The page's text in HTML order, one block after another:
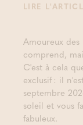
LIRE
Amoureux des
comprend,
C'est à cela
exclusif : il
septembre
soleil et vous
fabuleux.